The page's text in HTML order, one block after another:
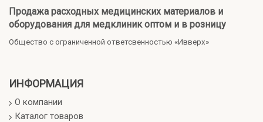
Продажа расходных медицинских материалов и
оборудования для медклиник оптом и в розницу
Общество с ограниченной ответсвенностью «Ивверх»
ИНФОРМАЦИЯ
О компании
Каталог товаров